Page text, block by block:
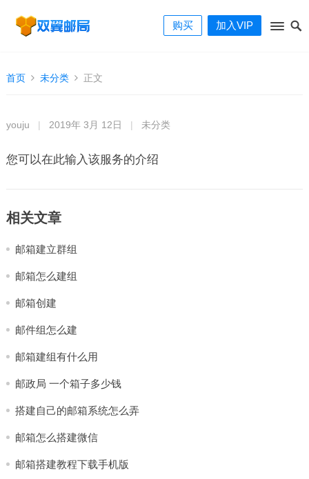
购买 加入VIP
首页 未分类 正文
youju 2019年 3月 12日 未分类
您可以在此输入该服务的介绍
相关文章
邮箱建立群组
邮箱怎么建组
邮箱创建
邮件组怎么建
邮箱建组有什么用
邮政局 一个箱子多少钱
搭建自己的邮箱系统怎么弄
邮箱怎么搭建微信
邮箱搭建教程下载手机版